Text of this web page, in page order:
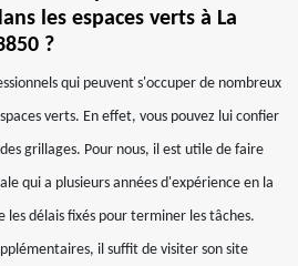
les espaces verts à La
?
qui peuvent s'occuper de nombreux
verts. En effet, vous pouvez lui confier
grillages. Pour nous, il est utile de faire
qui a plusieurs années d'expérience en la
les délais fixés pour terminer les tâches.
il suffit de visiter son site